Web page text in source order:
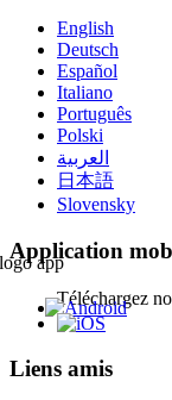
English
Deutsch
Español
Italiano
Português
Polski
العربية
日本語
Slovensky
Application
Téléchargez
Liens amis